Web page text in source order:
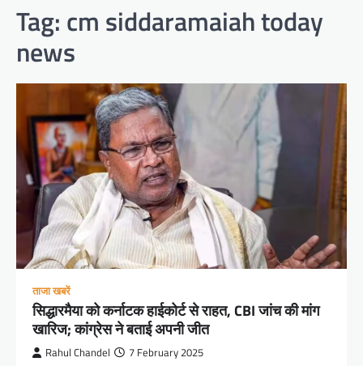
Tag: cm siddaramaiah today
news
ताजा खबरें
सिद्धारमैया को कर्नाटक हाईकोर्ट से राहत, CBI जांच की मांग
खारिज; कांग्रेस ने बताई अपनी जीत
Rahul Chandel 7 February 2025